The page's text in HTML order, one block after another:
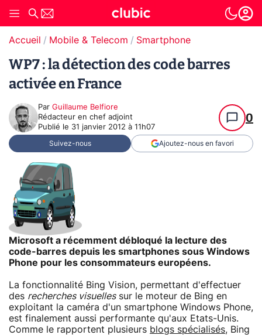
Accueil Mobile & Telecom Smartphone
WP7 : la détection des code barres
activée en France
Par Guillaume Belfiore
Rédacteur en chef adjoint
Publié le 31 janvier 2012 à 11h07
0
Suivez-nous Ajoutez-nous en favori
Microsoft a récemment débloqué la lecture des
code-barres depuis les smartphones sous Windows
Phone pour les consommateurs européens.
La fonctionnalité Bing Vision, permettant d'effectuer
des recherches visuellessur le moteur de Bing en
exploitant la caméra d'un smartphone Windows Phone,
est finalement aussi performante qu'aux Etats-Unis.
Comme le rapportent plusieurs blogs spécialisés, Bing